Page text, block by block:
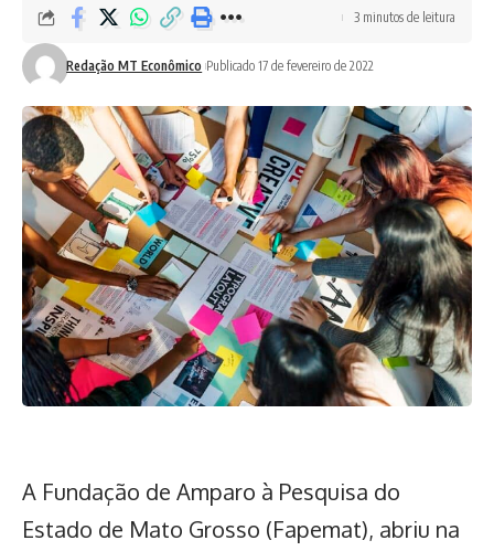
Redação MT Econômico Publicado 17 de fevereiro de 2022
3 minutos de leitura
A Fundação de Amparo à Pesquisa do
Estado de Mato Grosso (Fapemat), abriu na